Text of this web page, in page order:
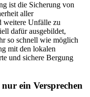
ist die Sicherung von
aller
weitere Unfälle zu
dafür ausgebildet,
so schnell wie möglich
mit den lokalen
und sichere Bergung
ein Versprechen